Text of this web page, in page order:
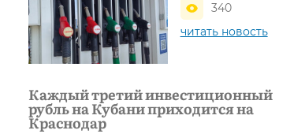
340
читать новость
Каждый третий инвестиционный
рубль на Кубани приходится на
Краснодар